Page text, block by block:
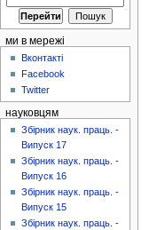
ми в мережі
Вконтакті
Facebook
Twitter
науковцям
Збірник наук. праць. -
Випуск 17
Збірник наук. праць. -
Випуск 16
Збірник наук. праць. -
Випуск 15
Збірник наук. праць. -